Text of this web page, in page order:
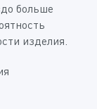
больше
изделия.